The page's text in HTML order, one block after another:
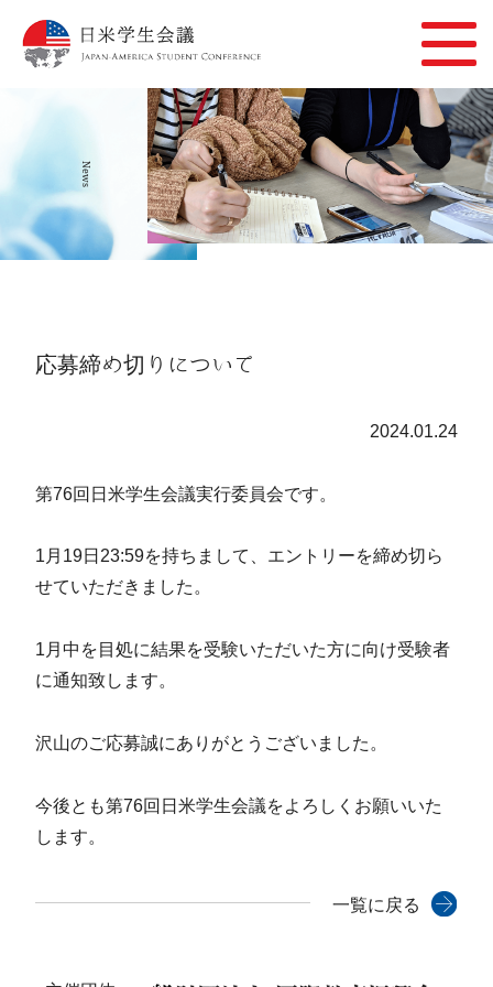
News
応募締め切りについて
2024.01.24
第76回日米学生会議実行委員会です。
1月19日23:59を持ちまして、エントリーを締め切ら
せていただきました。
1月中を目処に結果を受験いただいた方に向け受験者
に通知致します。
沢山のご応募誠にありがとうございました。
今後とも第76回日米学生会議をよろしくお願いいた
します。
一覧に戻る